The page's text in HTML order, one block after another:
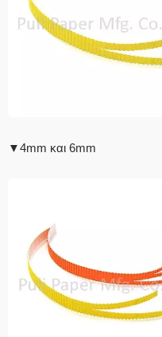
▼4mm και 6mm